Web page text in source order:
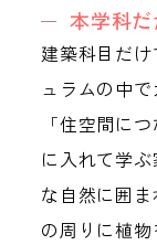
本学科だ
建築科目だ
ュラムの中
「住空間に
に入れて学
な自然に囲
の周りに植